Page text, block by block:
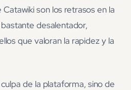
son los retrasos en la
desalentador,
que valoran la rapidez y la
de la plataforma, sino de